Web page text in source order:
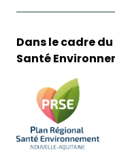
Dans le cadre
Santé